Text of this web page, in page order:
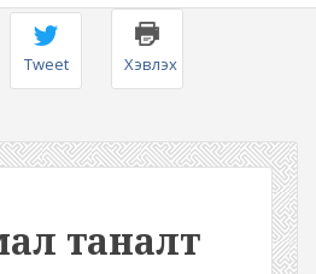
Tweet Хэвлэх
таналт